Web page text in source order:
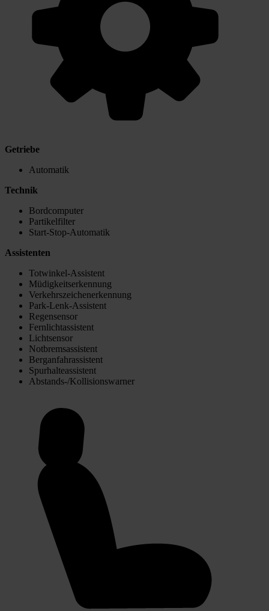
Getriebe
Automatik
Technik
Bordcomputer
Partikelfilter
Start-Stop-Automatik
Assistenten
Totwinkel-Assistent
Müdigkeitserkennung
Verkehrszeichenerkennung
Park-Lenk-Assistent
Regensensor
Fernlichtassistent
Lichtsensor
Notbremsassistent
Berganfahrassistent
Spurhalteassistent
Abstands-/Kollisionswarner